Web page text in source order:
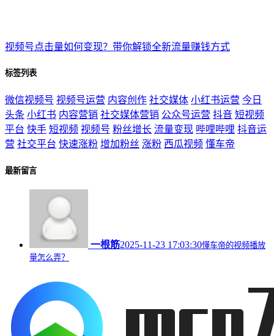
视频号点击量如何变现？带你解锁全新流量赚钱方式
标签列表
微信视频号 视频号运营 内容创作 社交媒体 小红书运营 今日
头条 小红书 内容营销 社交媒体营销 公众号运营 抖音 短视频
平台 快手 短视频 视频号 粉丝增长 流量变现 哔哩哔哩 抖音运
营 社交平台 快速涨粉 增加粉丝 涨粉 西瓜视频 懂车帝
最新留言
一根筋2025-11-23 17:03:30懂车帝的视频播放
量怎么弄？